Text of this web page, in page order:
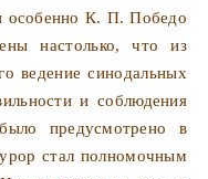
особенно К. П. Победо­
настолько, что из
ведение синодальных
и соблюдения
предусмотрено в
стал полномочным